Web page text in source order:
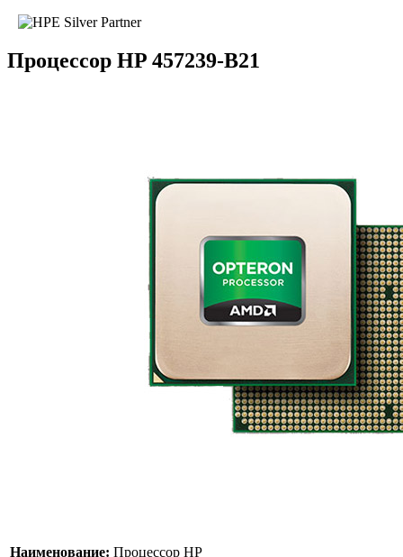
Процессор HP 457239-B21
Наименование: Процессор HP